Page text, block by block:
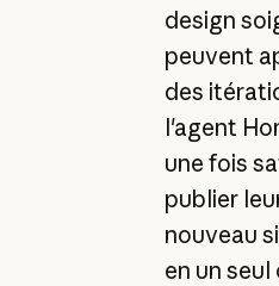
design
peuvent
des
l'agent
une fois
publier
nouveau
en un seul